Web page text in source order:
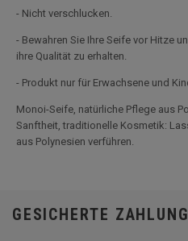
- Nicht verschlucken.
- Bewahren Sie Ihre Seife vor Hitze
ihre Qualität zu erhalten.
- Produkt nur für Erwachsene und
Monoi-Seife, natürliche Pflege aus
Sanftheit, traditionelle Kosmetik:
aus Polynesien verführen.
GESICHERTE ZAHLUNG